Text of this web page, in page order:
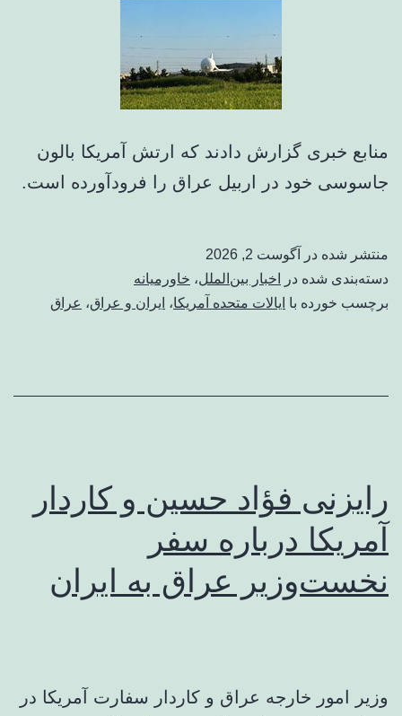
منابع خبری گزارش دادند که ارتش آمریکا بالون
جاسوسی خود در اربیل عراق را فرودآورده است.
منتشر شده در
آگوست 2, 2026
دسته‌بندی شده در
اخبار بین‌الملل، خاورمیانه
برچسب خورده با ایالات متحده آمریکا، ایران و عراق، عراق
رایزنی فؤاد حسین و کاردار
آمریکا درباره سفر
نخست‌وزیر عراق به ایران
وزیر امور خارجه عراق و کاردار سفارت آمریکا در